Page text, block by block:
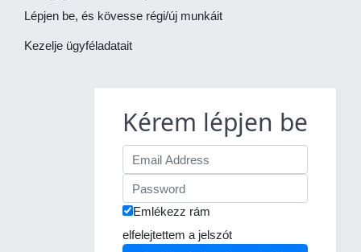
Lépjen be, és kövesse régi/új munkáit
Kezelje ügyféladatait
Kérem lépjen be
Emlékezz rám
elfelejtettem a jelszót